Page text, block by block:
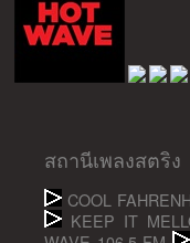
สถานีเพลงสตริง
COOL
KEEP IT